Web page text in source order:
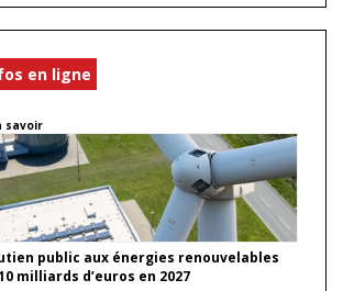
en ligne
savoir
public aux énergies renouvelables
milliards d’euros en 2027